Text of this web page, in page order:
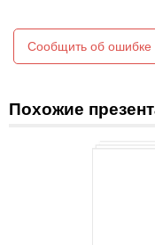
Сообщить об ошибке
Похожие